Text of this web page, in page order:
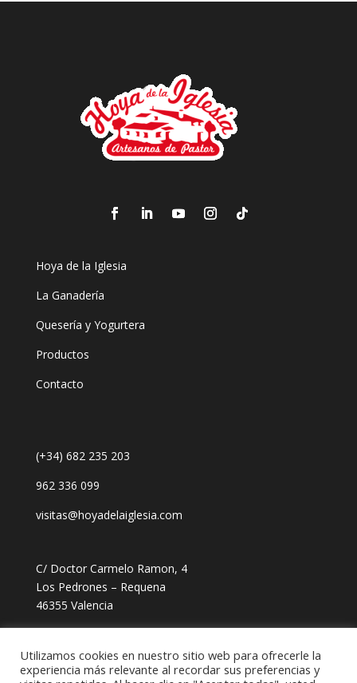
Hoya de la Iglesia
La Ganadería
Quesería y Yogurtera
Productos
Contacto
(+34) 682 235 203
962 336 099
visitas@hoyadelaiglesia.com
C/ Doctor Carmelo Ramon, 4
Los Pedrones – Requena
46355 Valencia
Política de privacidad
Protección de datos
Utilizamos cookies en nuestro sitio web para ofrecerle la
experiencia más relevante al recordar sus preferencias y